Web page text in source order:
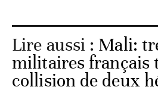
Lire aussi : Mali:
militaires français
collision de deux